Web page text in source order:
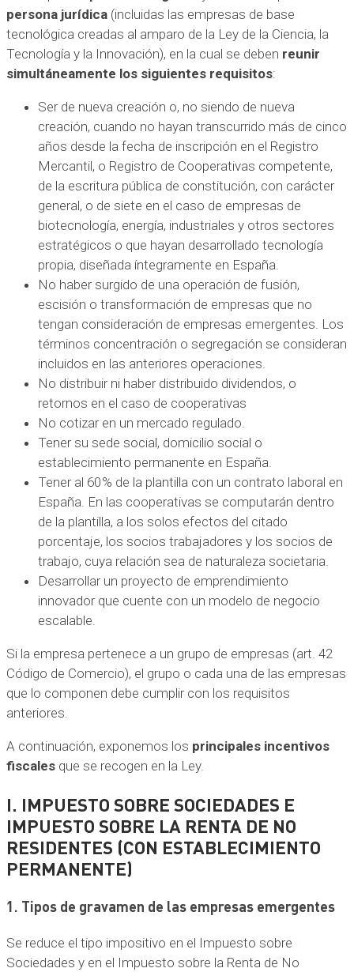
persona jurídica (incluidas las empresas de base
tecnológica creadas al amparo de la Ley de la Ciencia, la
Tecnología y la Innovación), en la cual se deben reunir
simultáneamente los siguientes requisitos:
Ser de nueva creación o, no siendo de nueva
creación, cuando no hayan transcurrido más de cinco
años desde la fecha de inscripción en el Registro
Mercantil, o Registro de Cooperativas competente,
de la escritura pública de constitución, con carácter
general, o de siete en el caso de empresas de
biotecnología, energía, industriales y otros sectores
estratégicos o que hayan desarrollado tecnología
propia, diseñada íntegramente en España.
No haber surgido de una operación de fusión,
escisión o transformación de empresas que no
tengan consideración de empresas emergentes. Los
términos concentración o segregación se consideran
incluidos en las anteriores operaciones.
No distribuir ni haber distribuido dividendos, o
retornos en el caso de cooperativas
No cotizar en un mercado regulado.
Tener su sede social, domicilio social o
establecimiento permanente en España.
Tener al 60 % de la plantilla con un contrato laboral en
España. En las cooperativas se computarán dentro
de la plantilla, a los solos efectos del citado
porcentaje, los socios trabajadores y los socios de
trabajo, cuya relación sea de naturaleza societaria.
Desarrollar un proyecto de emprendimiento
innovador que cuente con un modelo de negocio
escalable.
Si la empresa pertenece a un grupo de empresas (art. 42
Código de Comercio), el grupo o cada una de las empresas
que lo componen debe cumplir con los requisitos
anteriores.
A continuación, exponemos los principales incentivos
fiscales que se recogen en la Ley.
I. IMPUESTO SOBRE SOCIEDADES E
IMPUESTO SOBRE LA RENTA DE NO
RESIDENTES (CON ESTABLECIMIENTO
PERMANENTE)
1. Tipos de gravamen de las empresas emergentes
Se reduce el tipo impositivo en el Impuesto sobre
Sociedades y en el Impuesto sobre la Renta de No